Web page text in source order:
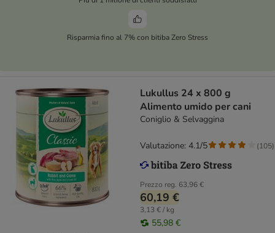
Risparmia fino al 7% con bitiba Zero Stress
Lukullus 24 x 800 g
Alimento umido per cani
Coniglio & Selvaggina
Prezzo reg. 63,96 €
60,19 €
3,13 € / kg
55,98 €
Valutazione: 4.1/5 (105)